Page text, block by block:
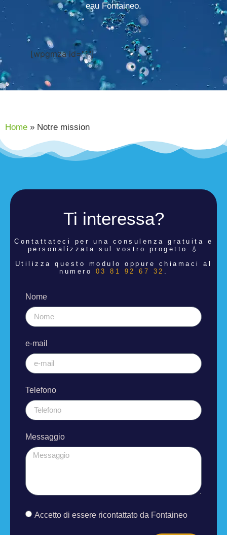
eau Fontaineo.
[wpgmza id="1"]
Home » Notre mission
Ti interessa?
Contattateci per una consulenza gratuita e
personalizzata sul vostro progetto 💧
Utilizza questo modulo oppure chiamaci al
numero 03 81 92 67 32 .
Nome
e-mail
Telefono
Messaggio
Accetto di essere ricontattato da Fontaineo